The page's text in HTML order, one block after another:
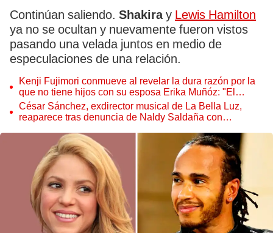
Continúan saliendo. Shakiray Lewis Hamilton
ya no se ocultan y nuevamente fueron vistos
pasando una velada juntos en medio de
especulaciones de una relación.
Kenji Fujimori conmueve al revelar la dura razón por la
que no tiene hijos con su esposa Erika Muñóz: "El
proceso judicial"
César Sánchez, exdirector musical de La Bella Luz,
reaparece tras denuncia de Naldy Saldaña con